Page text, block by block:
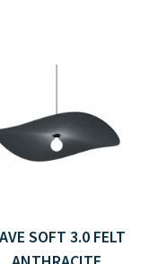
SOFT 3.0 FELT